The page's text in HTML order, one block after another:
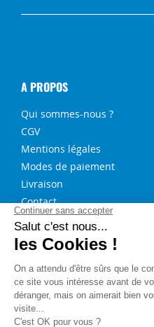
A PROPOS
Qui sommes-nous ?
CGV
Mentions légales
Modes de paiement
Livraison
Contact
NOS SERVICES
FAQ
Blog
Aide au choix rayonnage
Service de montage